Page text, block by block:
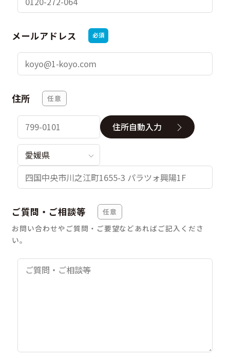
メールアドレス 必須
住所 任意
住所自動入力
ご質問・ご相談等 任意
お問い合わせやご質問・ご要望などあればご記入くださ
い。